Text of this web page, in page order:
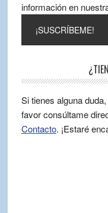
información en
Si tienes alguna
favor consúltame
Contacto. ¡Estaré